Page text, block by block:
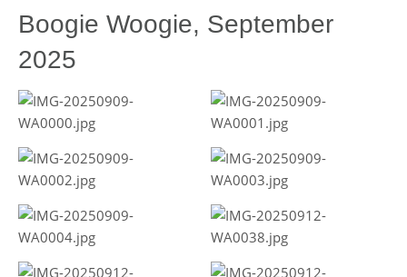
Boogie Woogie, September
2025